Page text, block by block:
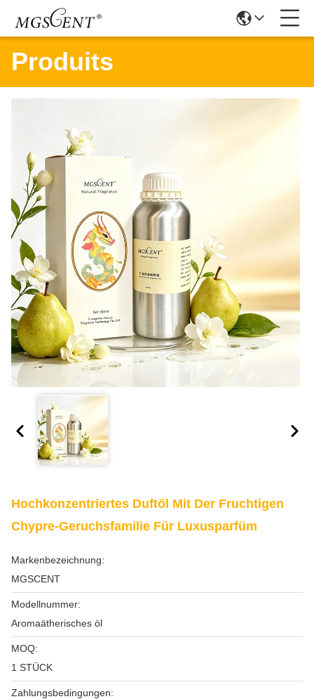
Produits
Hochkonzentriertes Duftöl Mit Der Fruchtigen
Chypre-Geruchsfamilie Für Luxusparfüm
Markenbezeichnung:
MGSCENT
Modellnummer:
Aromaätherisches öl
MOQ:
1 STÜCK
Zahlungsbedingungen: